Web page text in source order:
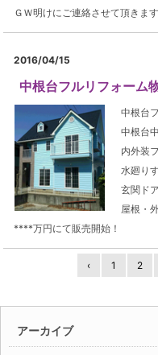
ＧＷ明けにご連絡させて頂きます
2016/04/15
中根台フルリフォーム
中根台
中根台
内外装
水廻り
玄関ド
屋根・
****万円にて販売開始！
‹ 1 2
アーカイブ